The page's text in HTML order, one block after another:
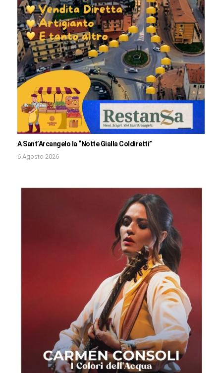
A Sant’Arcangelo la “Notte Gialla Coldiretti”
6 Agosto 2026